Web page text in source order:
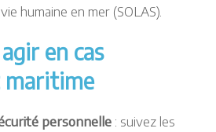
humaine en mer (SOLAS).
en cas
maritime
personnelle : suivez les